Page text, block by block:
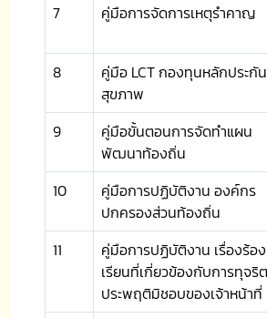
7 คู่มือการจัดการเหตุรำคาญ
8
คู่มือ LCT กองทุนหลักประกัน
สุขภาพ
9
คู่มือขั้นตอนการจัดทำแผน
พัฒนาท้องถิ่น
10
คู่มือการปฏิบัติงาน องค์กร
ปกครองส่วนท้องถิ่น
11
คู่มือการปฏิบัติงาน เรื่องร้อง
เรียนที่เกี่ยวข้องกับการทุจริ
ประพฤติมิชอบของเจ้าหน้าที่